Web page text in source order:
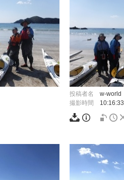
投稿者名
w-world
撮影時間
10:16:33